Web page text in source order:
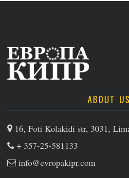
ABOUT US
16, Foti Kolakidi str, 3031,
+ 357-25-581133
info@evropakipr.com